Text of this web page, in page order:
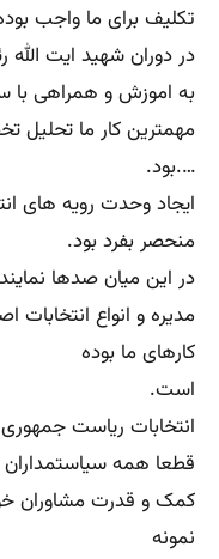
تکلیف برای ما واجب
در دوران شهید ایت الله
به اموزش و همراهی
مهمترین کار ما تحلیل
….بود.
ایجاد وحدت رویه های
منحصر بفرد بود.
در این میان صدها
مدیره و انواع
کارهای ما بوده
است.
انتخابات ریاست جمهوری
قطعا همه
کمک و قدرت مشاوران
نمونه